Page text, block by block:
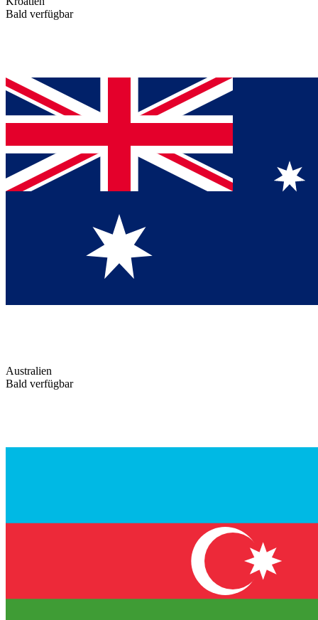
Bald verfügbar
Australien
Bald verfügbar